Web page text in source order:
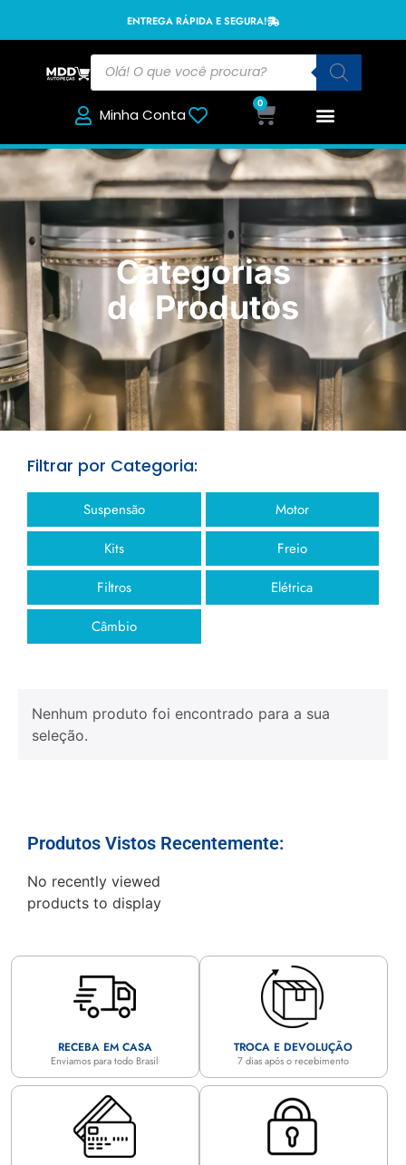
ENTREGA RÁPIDA E SEGURA!
Minha Conta
0
Categorias
de Produtos
Filtrar por Categoria:
Suspensão
Motor
Kits
Freio
Filtros
Elétrica
Câmbio
Nenhum produto foi encontrado para a sua
seleção.
Produtos Vistos Recentemente:
No recently viewed
products to display
RECEBA EM CASA
Enviamos para todo Brasil
TROCA E DEVOLUÇÃO
7 dias após o recebimento